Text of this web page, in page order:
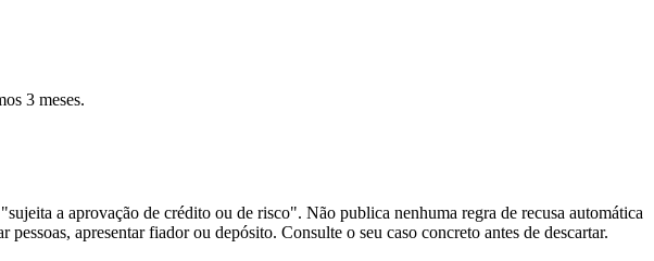
3 meses.
a aprovação de crédito ou de risco". Não publica nenhuma regra de recusa automática
apresentar fiador ou depósito. Consulte o seu caso concreto antes de descartar.